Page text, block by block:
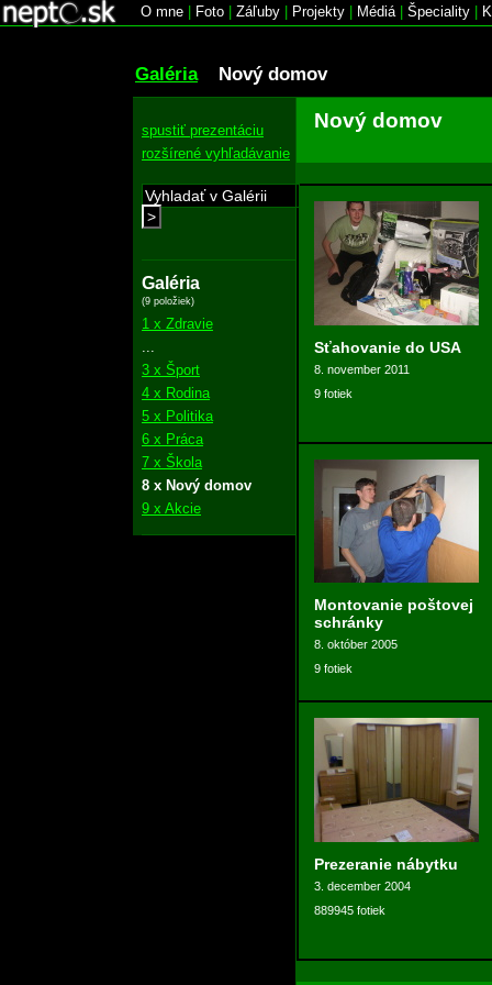
O mne Foto Záľuby Projekty Médiá| Špeciality
Galéria Nový domov
spustiť prezentáciu
rozšírené vyhľadávanie
>
Galéria
(9 položiek)
1 x Zdravie
3 x Šport
4 x Rodina
5 x Politika
6 x Práca
7 x Škola
8 x Nový domov
9 x Akcie
Nový domov
Sťahovanie do USA
8. november 2011
9 fotiek
Montovanie poštovej
schránky
8. október 2005
9 fotiek
Prezeranie nábytku
3. december 2004
889945 fotiek